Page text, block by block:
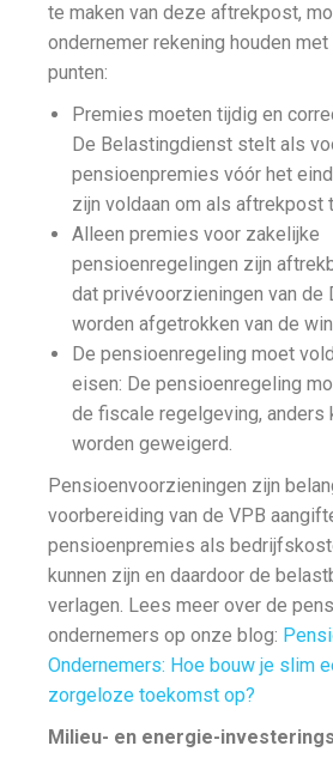
te maken van deze aftrekpost,
ondernemer rekening houden
punten:
Premies moeten tijdig en
De Belastingdienst stelt als
pensioenpremies vóór het
zijn voldaan om als aftrekpost
Alleen premies voor zakelijke
pensioenregelingen zijn
dat privévoorzieningen van de
worden afgetrokken van de
De pensioenregeling moet
eisen: De pensioenregeling
de fiscale regelgeving, anders
worden geweigerd.
Pensioenvoorzieningen zijn
voorbereiding van de VPB
pensioenpremies als
kunnen zijn en daardoor de
verlagen. Lees meer over de
ondernemers op onze blog:
Ondernemers: Hoe bouw je slim
zorgeloze toekomst op?
Milieu- en energie-